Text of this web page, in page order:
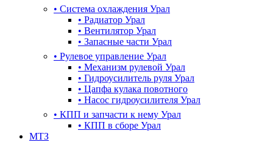
• Система охлаждения Урал
• Радиатор Урал
• Вентилятор Урал
• Запасные части Урал
• Рулевое управление Урал
• Механизм рулевой Урал
• Гидроусилитель руля Урал
• Цапфа кулака повотного
• Насос гидроусилителя Урал
• КПП и запчасти к нему Урал
• КПП в сборе Урал
МТЗ